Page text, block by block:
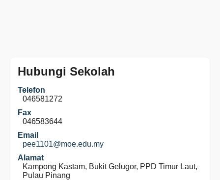
Hubungi Sekolah
Telefon
046581272
Fax
046583644
Email
pee1101@moe.edu.my
Alamat
Kampong Kastam, Bukit Gelugor, PPD Timur Laut,
Pulau Pinang